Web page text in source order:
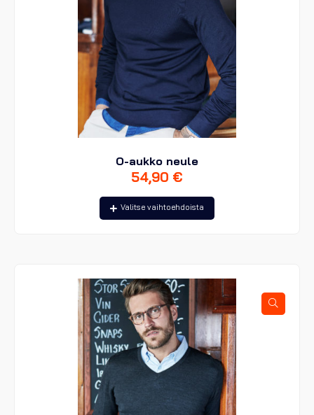
O-aukko neule
54,90 €
Valitse vaihtoehdoista
Tällä
tuotteella
Voit
tehdä
valinnat
tuotteen
sivulla.